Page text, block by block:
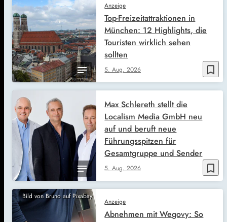
bookmark_border
Anzeige
5. Aug. 2026
Top-Freizeitattraktionen in
München: 12 Highlights, die
Touristen wirklich sehen
sollten
bookmark_border
5. Aug. 2026
Max Schlereth stellt die
Localism Media GmbH neu
auf und beruft neue
Führungsspitzen für
Gesamtgruppe und Sender
Bild von Bruno auf Pixabay
Anzeige
Abnehmen mit Wegovy: So